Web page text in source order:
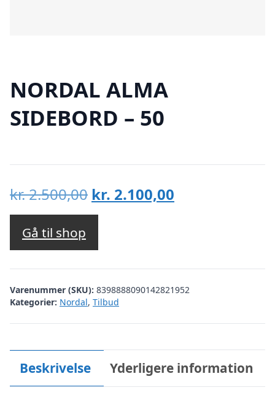
NORDAL ALMA
SIDEBORD – 50
kr.2.500,00 Den
oprindelige
var:
kr. 2.500,00.
kr. 2.100,00
kr. 2.100,00.
Gå til shop
Varenummer (SKU): 8398888090142821952
Kategorier: Nordal, Tilbud
Beskrivelse Yderligere information